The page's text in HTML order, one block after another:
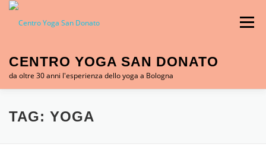
Skip to content
CENTRO YOGA SAN DONATO
da oltre 30 anni l'esperienza dello yoga a Bologna
Menu
CHI SIAMO
TAG: YOGA